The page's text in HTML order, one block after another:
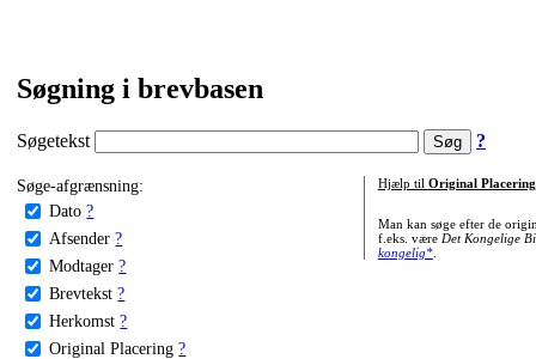
Søgning i brevbasen
Søgetekst ?
Søge-afgrænsning:
Dato ?
Afsender ?
Modtager ?
Brevtekst ?
Herkomst ?
Original Placering ?
Hjælp til Original Placering
Man kan søge efter de
f.eks. være Det Kongelige
kongelig*.